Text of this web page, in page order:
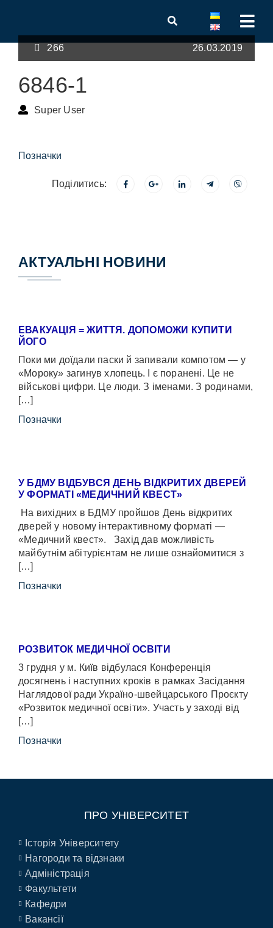
266 26.03.2019
6846-1
Super User
Позначки
Поділитись:
АКТУАЛЬНІ НОВИНИ
ЕВАКУАЦІЯ = ЖИТТЯ. ДОПОМОЖИ КУПИТИ
ЙОГО
Поки ми доїдали паски й запивали компотом — у
«Мороку» загинув хлопець. І є поранені. Це не
військові цифри. Це люди. З іменами. З родинами,
[…]
Позначки
У БДМУ ВІДБУВСЯ ДЕНЬ ВІДКРИТИХ ДВЕРЕЙ
У ФОРМАТІ «МЕДИЧНИЙ КВЕСТ»
На вихідних в БДМУ пройшов День відкритих
дверей у новому інтерактивному форматі —
«Медичний квест». Захід дав можливість
майбутнім абітурієнтам не лише ознайомитися з
[…]
Позначки
РОЗВИТОК МЕДИЧНОЇ ОСВІТИ
3 грудня у м. Київ відбулася Конференція
досягнень і наступних кроків в рамках Засідання
Наглядової ради Україно-швейцарського Проєкту
«Розвиток медичної освіти». Участь у заході від
[…]
Позначки
ПРО УНІВЕРСИТЕТ
Історія Університету
Нагороди та відзнаки
Адміністрація
Факультети
Кафедри
Вакансії